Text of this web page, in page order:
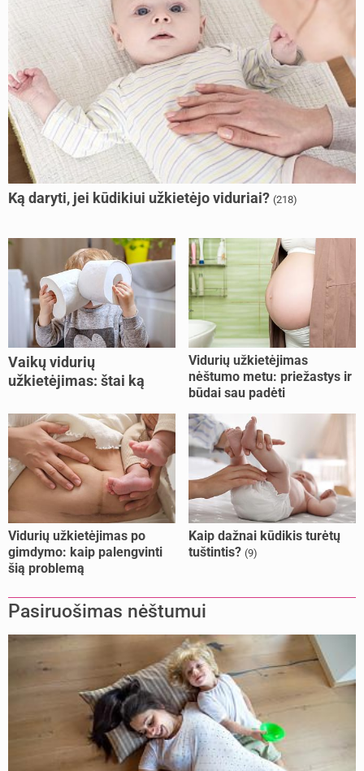
Ką daryti, jei kūdikiui užkietėjo viduriai? (218)
Vaikų vidurių
užkietėjimas: štai ką
Vidurių užkietėjimas
nėštumo metu: priežastys ir
būdai sau padėti
Vidurių užkietėjimas po
gimdymo: kaip palengvinti
šią problemą
Kaip dažnai kūdikis turėtų
tuštintis? (9)
Pasiruošimas nėštumui